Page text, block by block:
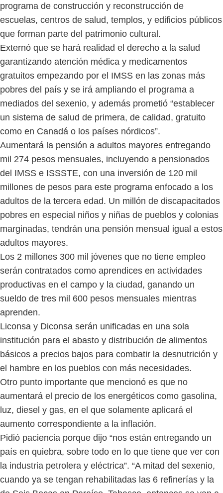
programa de construcción y reconstrucción de
escuelas, centros de salud, templos, y edificios públicos
que forman parte del patrimonio cultural.
Externó que se hará realidad el derecho a la salud
garantizando atención médica y medicamentos
gratuitos empezando por el IMSS en las zonas más
pobres del país y se irá ampliando el programa a
mediados del sexenio, y además prometió “establecer
un sistema de salud de primera, de calidad, gratuito
como en Canadá o los países nórdicos”.
Aumentará la pensión a adultos mayores entregando
mil 274 pesos mensuales, incluyendo a pensionados
del IMSS e ISSSTE, con una inversión de 120 mil
millones de pesos para este programa enfocado a los
adultos de la tercera edad. Un millón de discapacitados
pobres en especial niños y niñas de pueblos y colonias
marginadas, tendrán una pensión mensual igual a estos
adultos mayores.
Los 2 millones 300 mil jóvenes que no tiene empleo
serán contratados como aprendices en actividades
productivas en el campo y la ciudad, ganando un
sueldo de tres mil 600 pesos mensuales mientras
aprenden.
Liconsa y Diconsa serán unificadas en una sola
institución para el abasto y distribución de alimentos
básicos a precios bajos para combatir la desnutrición y
el hambre en los pueblos con más necesidades.
Otro punto importante que mencionó es que no
aumentará el precio de los energéticos como gasolina,
luz, diesel y gas, en el que solamente aplicará el
aumento correspondiente a la inflación.
Pidió paciencia porque dijo “nos están entregando un
país en quiebra, sobre todo en lo que tiene que ver con
la industria petrolera y eléctrica”. “A mitad del sexenio,
cuando ya se tengan rehabilitadas las 6 refinerías y la